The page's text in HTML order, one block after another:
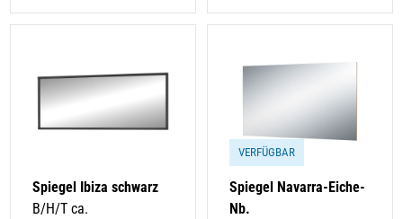
Spiegel Ibiza schwarz
B/H/T ca.
VERFÜGBAR
Spiegel Navarra-Eiche-
Nb.